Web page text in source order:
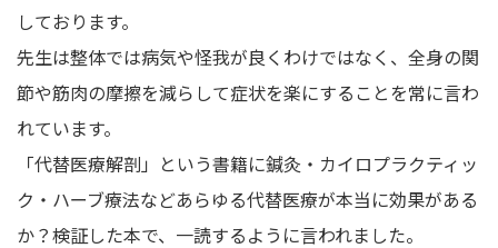
しております。
先生は整体では病気や怪我が良くわけではなく、全身の関
節や筋肉の摩擦を減らして症状を楽にすることを常に言わ
れています。
「代替医療解剖」という書籍に鍼灸・カイロプラクティッ
ク・ハーブ療法などあらゆる代替医療が本当に効果がある
か？検証した本で、一読するように言われました。